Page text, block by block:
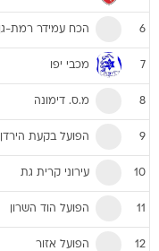
6 הכח עמידר רמת-גן
7 מכבי יפו
8 מ.ס. דימונה
9 הפועל בקעת הירדן
10 עירוני קרית גת
11 הפועל הוד השרון
12 הפועל אזור